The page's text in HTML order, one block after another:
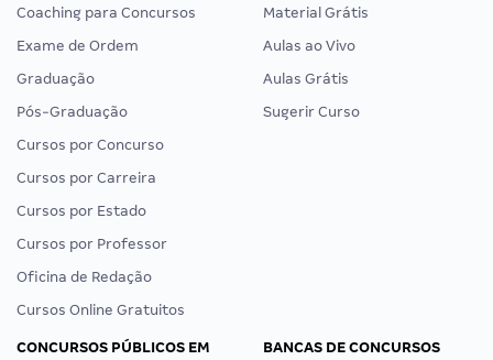
Coaching para Concursos
Exame de Ordem
Graduação
Pós-Graduação
Cursos por Concurso
Cursos por Carreira
Cursos por Estado
Cursos por Professor
Oficina de Redação
Cursos Online Gratuitos
Material Grátis
Aulas ao Vivo
Aulas Grátis
Sugerir Curso
CONCURSOS PÚBLICOS EM
BANCAS DE CONCURSOS